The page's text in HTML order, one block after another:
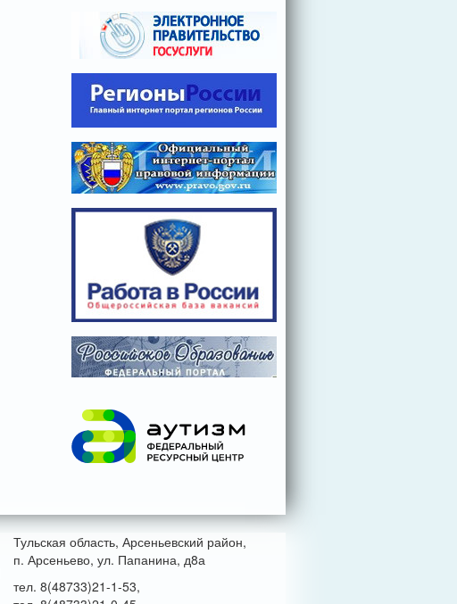
Тульская область, Арсеньевский район,
п. Арсеньево, ул. Папанина, д8а
тел. 8(48733)21-1-53,